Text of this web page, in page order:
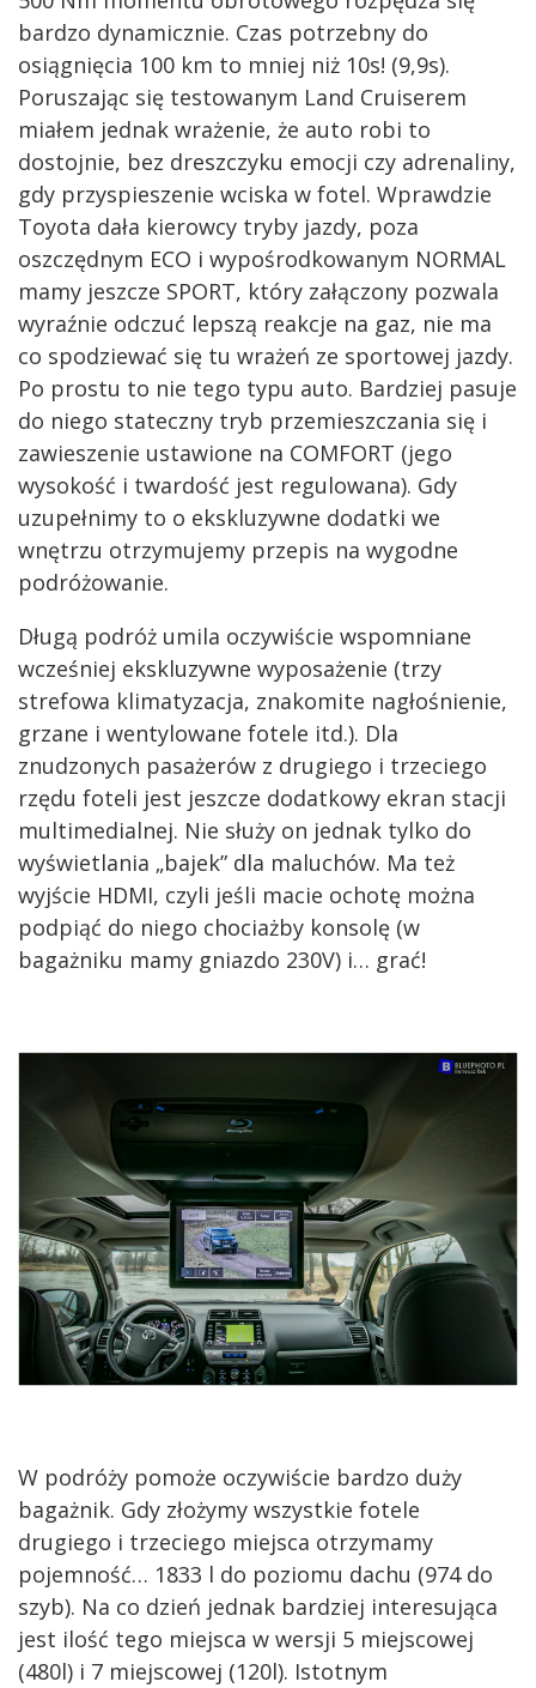
bardzo dynamicznie. Czas potrzebny do
osiągnięcia 100 km to mniej niż 10s! (9,9s).
Poruszając się testowanym Land Cruiserem
miałem jednak wrażenie, że auto robi to
dostojnie, bez dreszczyku emocji czy adrenaliny,
gdy przyspieszenie wciska w fotel. Wprawdzie
Toyota dała kierowcy tryby jazdy, poza
oszczędnym ECO i wypośrodkowanym NORMAL
mamy jeszcze SPORT, który załączony pozwala
wyraźnie odczuć lepszą reakcje na gaz, nie ma
co spodziewać się tu wrażeń ze sportowej jazdy.
Po prostu to nie tego typu auto. Bardziej pasuje
do niego stateczny tryb przemieszczania się i
zawieszenie ustawione na COMFORT (jego
wysokość i twardość jest regulowana). Gdy
uzupełnimy to o ekskluzywne dodatki we
wnętrzu otrzymujemy przepis na wygodne
podróżowanie.
Długą podróż umila oczywiście wspomniane
wcześniej ekskluzywne wyposażenie (trzy
strefowa klimatyzacja, znakomite nagłośnienie,
grzane i wentylowane fotele itd.). Dla
znudzonych pasażerów z drugiego i trzeciego
rzędu foteli jest jeszcze dodatkowy ekran stacji
multimedialnej. Nie służy on jednak tylko do
wyświetlania „bajek” dla maluchów. Ma też
wyjście HDMI, czyli jeśli macie ochotę można
podpiąć do niego chociażby konsolę (w
bagażniku mamy gniazdo 230V) i… grać!
W podróży pomoże oczywiście bardzo duży
bagażnik. Gdy złożymy wszystkie fotele
drugiego i trzeciego miejsca otrzymamy
pojemność… 1833 l do poziomu dachu (974 do
szyb). Na co dzień jednak bardziej interesująca
jest ilość tego miejsca w wersji 5 miejscowej
(480l) i 7 miejscowej (120l). Istotnym